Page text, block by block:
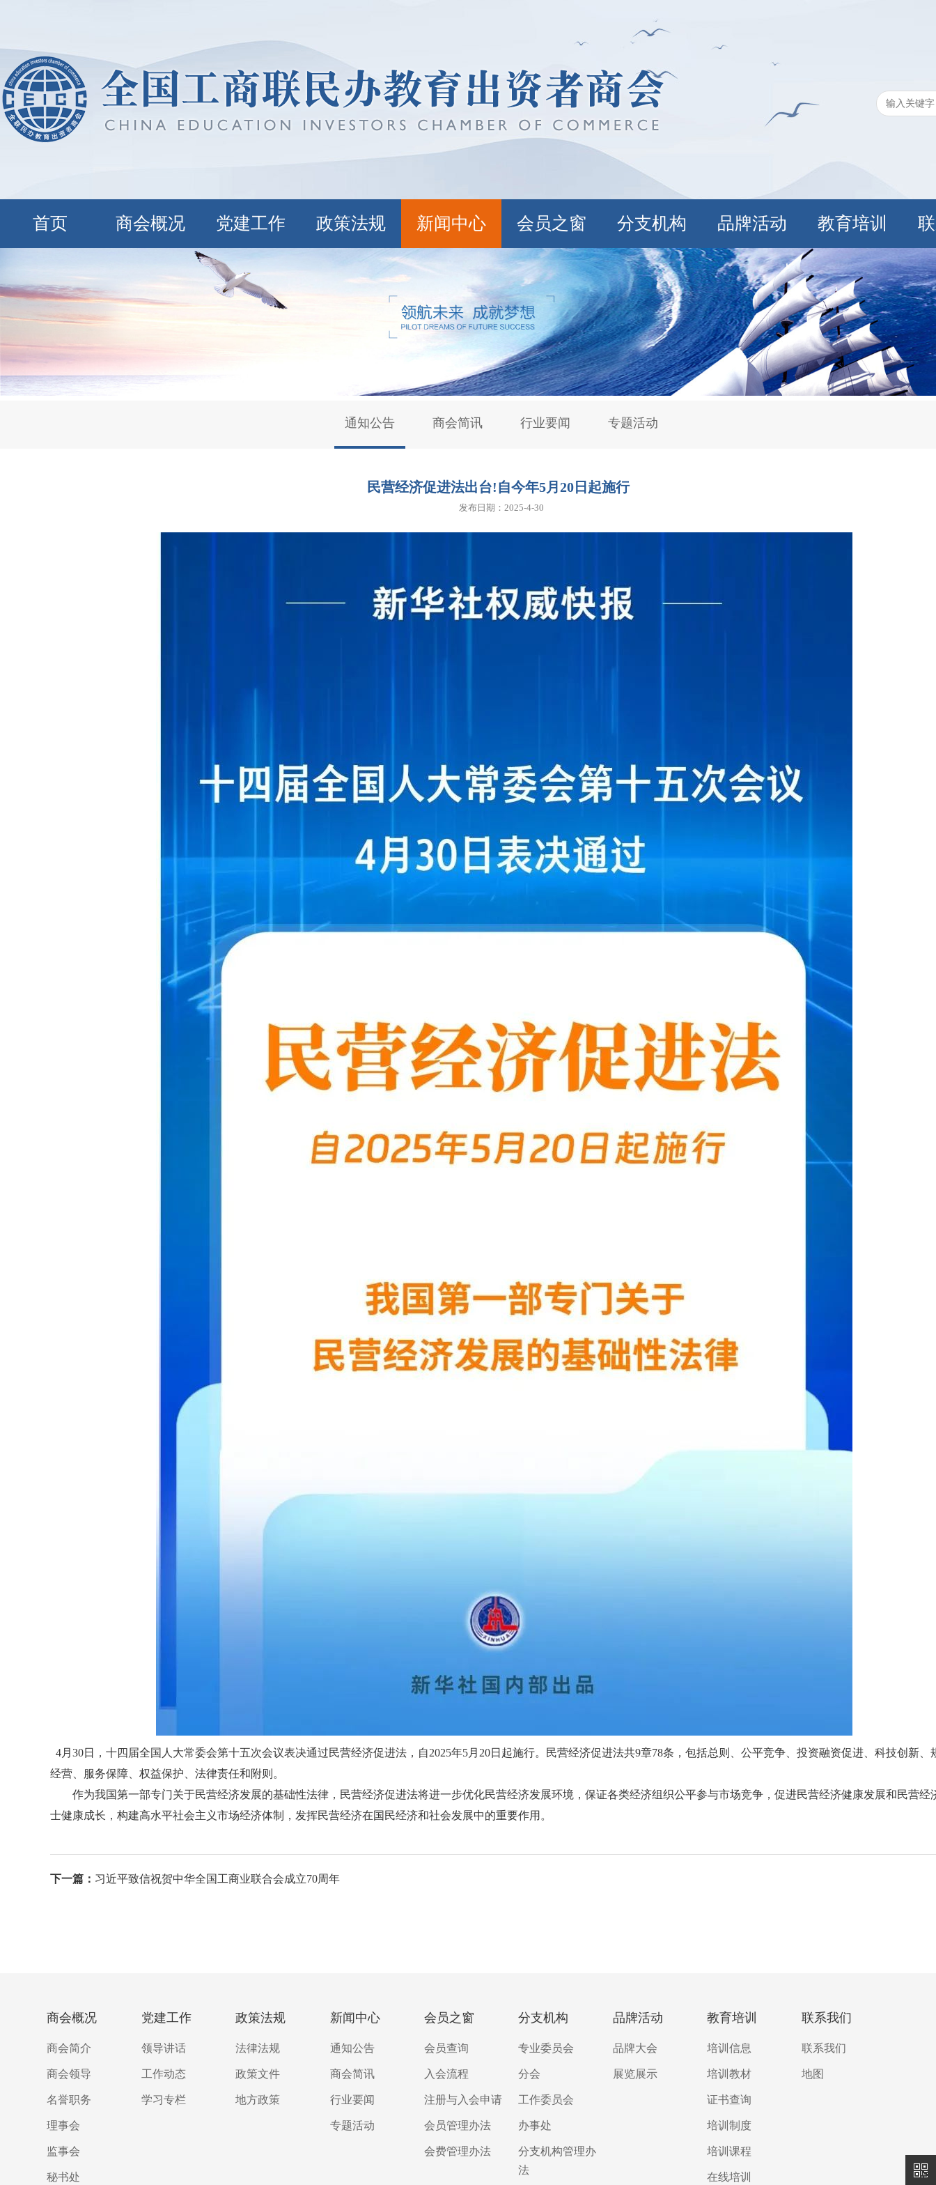
首页 商会概况 党建工作 政策法规 新闻中心 会员之窗 分支机构 品牌活动 教育培训
通知公告 商会简讯 行业要闻 专题活动
民营经济促进法出台!自今年5月20日起施行
发布日期：2025-4-30
4月30日，十四届全国人大常委会第十五次会议表决通过民营经济促进法，自2025年5月20日起施行。民营经济促进法共9章78条，包括总则、公平竞争、投资融资促进、科技创新、
经营、服务保障、权益保护、法律责任和附则。
作为我国第一部专门关于民营经济发展的基础性法律，民营经济促进法将进一步优化民营经济发展环境，保证各类经济组织公平参与市场竞争，促进民营经济健康发展和民营经
士健康成长，构建高水平社会主义市场经济体制，发挥民营经济在国民经济和社会发展中的重要作用。
下一篇： 习近平致信祝贺中华全国工商业联合会成立70周年
商会概况
商会简介
商会领导
名誉职务
理事会
监事会
秘书处
党建工作
领导讲话
工作动态
学习专栏
政策法规
法律法规
政策文件
地方政策
新闻中心
通知公告
商会简讯
行业要闻
专题活动
会员之窗
会员查询
入会流程
注册与入会申请
会员管理办法
会费管理办法
分支机构
专业委员会
分会
工作委员会
办事处
分支机构管理办
法
品牌活动
品牌大会
展览展示
教育培训
培训信息
培训教材
证书查询
培训制度
培训课程
在线培训
联系我们
联系我们
地图